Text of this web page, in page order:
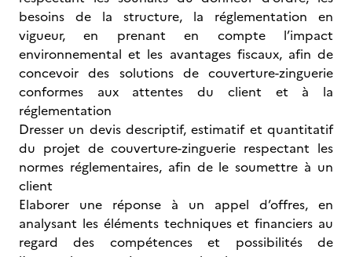
besoins de la structure, la réglementation en
vigueur, en prenant en compte l’impact
environnemental et les avantages fiscaux, afin de
concevoir des solutions de couverture-zinguerie
conformes aux attentes du client et à la
réglementation
Dresser un devis descriptif, estimatif et quantitatif
du projet de couverture-zinguerie respectant les
normes réglementaires, afin de le soumettre à un
client
Elaborer une réponse à un appel d’offres, en
analysant les éléments techniques et financiers au
regard des compétences et possibilités de